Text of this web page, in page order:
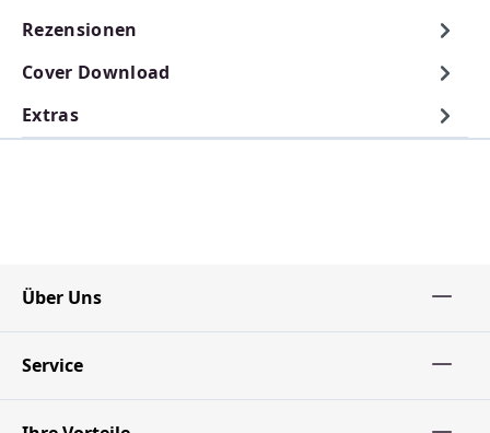
Rezensionen
Cover Download
Extras
Über Uns
Service